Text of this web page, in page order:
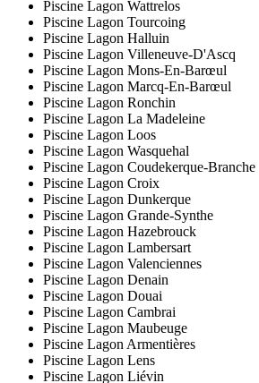
Piscine Lagon Wattrelos
Piscine Lagon Tourcoing
Piscine Lagon Halluin
Piscine Lagon Villeneuve-D'Ascq
Piscine Lagon Mons-En-Barœul
Piscine Lagon Marcq-En-Barœul
Piscine Lagon Ronchin
Piscine Lagon La Madeleine
Piscine Lagon Loos
Piscine Lagon Wasquehal
Piscine Lagon Coudekerque-Branche
Piscine Lagon Croix
Piscine Lagon Dunkerque
Piscine Lagon Grande-Synthe
Piscine Lagon Hazebrouck
Piscine Lagon Lambersart
Piscine Lagon Valenciennes
Piscine Lagon Denain
Piscine Lagon Douai
Piscine Lagon Cambrai
Piscine Lagon Maubeuge
Piscine Lagon Armentières
Piscine Lagon Lens
Piscine Lagon Liévin